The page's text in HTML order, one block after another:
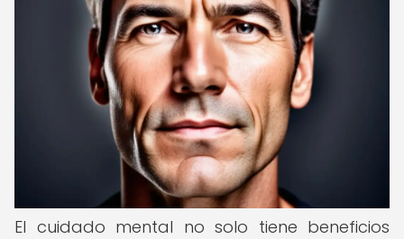
El cuidado mental no solo tiene beneficios